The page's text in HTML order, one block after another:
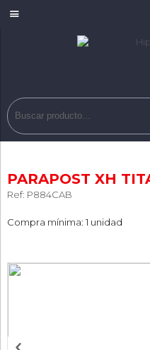
PARAPOST XH
Ref: P884CAB
Compra mínima: 1 unidad